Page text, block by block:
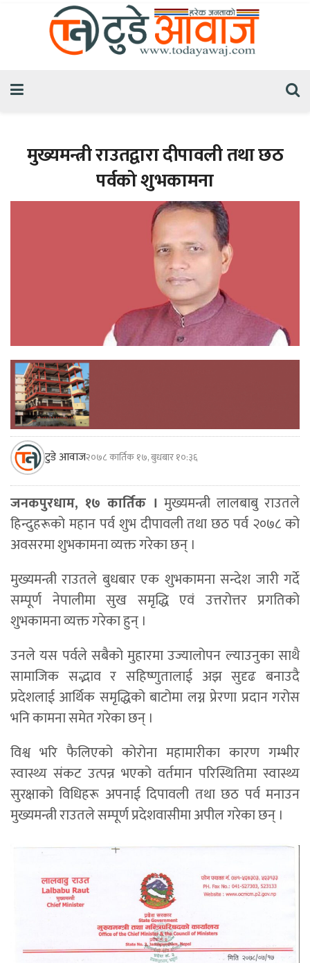
मुख्यमन्त्री राउतद्वारा दीपावली तथा छठ
पर्वको शुभकामना
टुडे आवाज२०७८ कार्तिक १७, बुधबार १०:३६
जनकपुरधाम, १७ कार्तिक । मुख्यमन्त्री लालबाबु राउतले
हिन्दुहरूको महान पर्व शुभ दीपावली तथा छठ पर्व २०७८ को
अवसरमा शुभकामना व्यक्त गरेका छन् ।
मुख्यमन्त्री राउतले बुधबार एक शुभकामना सन्देश जारी गर्दे
सम्पूर्ण नेपालीमा सुख समृद्धि एवं उत्तरोत्तर प्रगतिको
शुभकामना व्यक्त गरेका हुन् ।
उनले यस पर्वले सबैको मुहारमा उज्यालोपन ल्याउनुका साथै
सामाजिक सद्भाव र सहिष्णुतालाई अझ सुदृढ बनाउदै
प्रदेशलाई आर्थिक समृद्धिको बाटोमा लग्न प्रेरणा प्रदान गरोस
भनि कामना समेत गरेका छन् ।
विश्व भरि फैलिएको कोरोना महामारीका कारण गम्भीर
स्वास्थ्य संकट उत्पन्न भएको वर्तमान परिस्थितिमा स्वास्थ्य
सुरक्षाको विधिहरू अपनाई दिपावली तथा छठ पर्व मनाउन
मुख्यमन्त्री राउतले सम्पूर्ण प्रदेशवासीमा अपील गरेका छन् ।